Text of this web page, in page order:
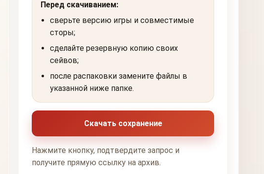
Перед скачиванием:
сверьте версию игры и совместимые
сторы;
сделайте резервную копию своих
сейвов;
после распаковки замените файлы в
указанной ниже папке.
Скачать сохранение
Нажмите кнопку, подтвердите запрос и
получите прямую ссылку на архив.